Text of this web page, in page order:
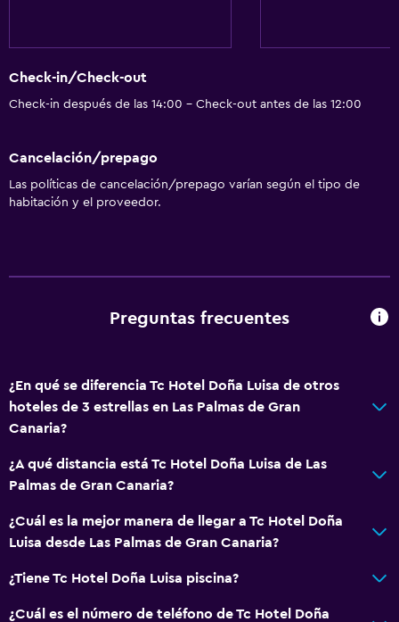
Check-in/Check-out
Check-in después de las 14:00 - Check-out antes de las 12:00
Cancelación/prepago
Las políticas de cancelación/prepago varían según el tipo de
habitación y el proveedor.
Preguntas frecuentes
¿En qué se diferencia Tc Hotel Doña Luisa de otros
hoteles de 3 estrellas en Las Palmas de Gran
Canaria?
¿A qué distancia está Tc Hotel Doña Luisa de Las
Palmas de Gran Canaria?
¿Cuál es la mejor manera de llegar a Tc Hotel Doña
Luisa desde Las Palmas de Gran Canaria?
¿Tiene Tc Hotel Doña Luisa piscina?
¿Cuál es el número de teléfono de Tc Hotel Doña